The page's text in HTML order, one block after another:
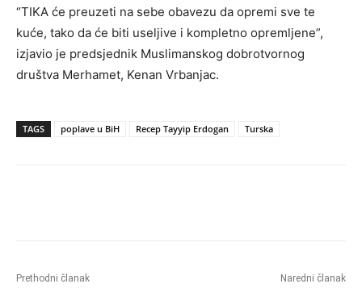
“TIKA će preuzeti na sebe obavezu da opremi sve te
kuće, tako da će biti useljive i kompletno opremljene”,
izjavio je predsjednik Muslimanskog dobrotvornog
društva Merhamet, Kenan Vrbanjac.
TAGS poplave u BiH Recep Tayyip Erdogan Turska
Prethodni članak Naredni članak